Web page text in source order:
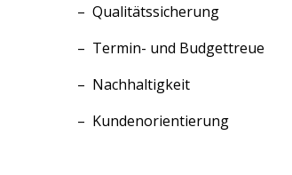
Qualitätssicherung
Termin- und Budgettreue
Nachhaltigkeit
Kundenorientierung